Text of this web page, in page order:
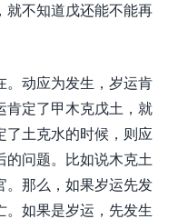
就不知道戊还能不能再
。动应为发生，岁运肯
肯定了甲木克戊土，就
了土克水的时候，则应
的问题。比如说木克土
。那么，如果岁运先发
。如果是岁运，先发生